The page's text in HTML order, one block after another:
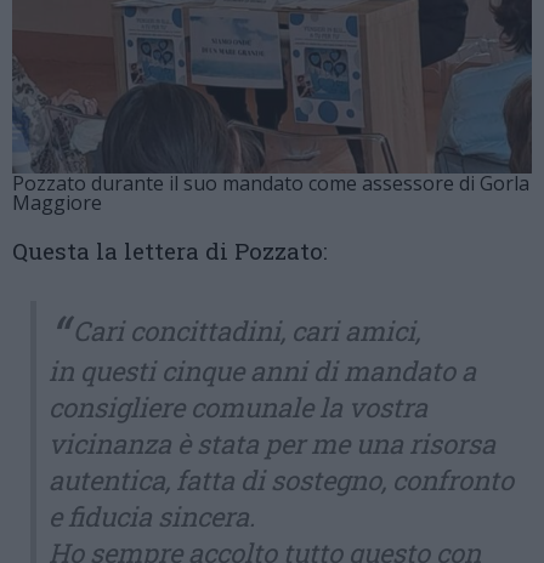
Pozzato durante il suo mandato come assessore di Gorla
Maggiore
Questa la lettera di Pozzato:
Cari concittadini, cari amici,
in questi cinque anni di mandato a
consigliere comunale la vostra
vicinanza è stata per me una risorsa
autentica, fatta di sostegno, confronto
e fiducia sincera.
Ho sempre accolto tutto questo con